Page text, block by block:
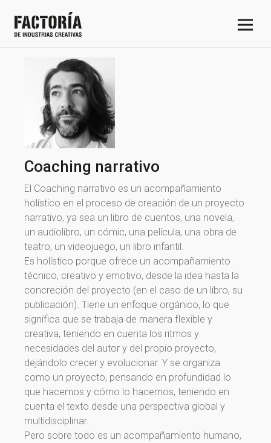
¡Gracias por suscribirte a
Coaching narrativo
El Coaching narrativo es un acompañamiento
holístico en el proceso de creación de un proyecto
narrativo, ya sea un libro de cuentos, una novela,
un audiolibro, un cómic, una película, una obra de
teatro, un videojuego, un libro infantil.
Es holístico porque ofrece un acompañamiento
técnico, creativo y emotivo, desde la idea hasta la
concreción del proyecto (en el caso de un libro, su
publicación). Tiene un enfoque orgánico, lo que
significa que se trabaja de manera flexible y
creativa, teniendo en cuenta los ritmos y
necesidades del autor y del propio proyecto,
dejándolo crecer y evolucionar. Y se organiza
como un proyecto, pensando en profundidad lo
que hacemos y cómo lo hacemos, teniendo en
cuenta el texto desde una perspectiva global y
multidisciplinar.
Pero sobre todo es un acompañamiento humano,